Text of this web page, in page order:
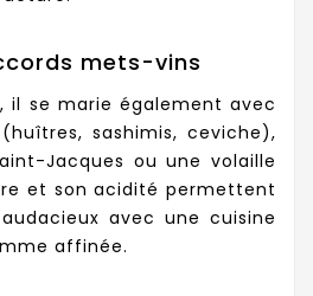
mets-vins
il se marie également avec
sashimis, ceviche),
Jacques ou une volaille
et son acidité permettent
avec une cuisine
affinée.